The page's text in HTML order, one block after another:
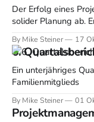
Der Erfolg eines
solider Planung ab.
Transparenz und
dass mangelnde
Fehlerquote und im
By Mike Steiner 17
6.
Ein unterjähriges
Familienmitglieds
By Mike Steiner 01